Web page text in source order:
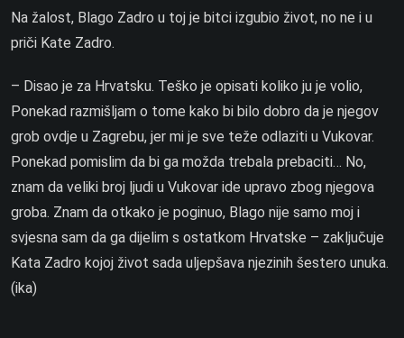
Na žalost, Blago Zadro u toj je bitci izgubio život, no ne i u
priči Kate Zadro.
– Disao je za Hrvatsku. Teško je opisati koliko ju je volio,
Ponekad razmišljam o tome kako bi bilo dobro da je njegov
grob ovdje u Zagrebu, jer mi je sve teže odlaziti u Vukovar.
Ponekad pomislim da bi ga možda trebala prebaciti… No,
znam da veliki broj ljudi u Vukovar ide upravo zbog njegova
groba. Znam da otkako je poginuo, Blago nije samo moj i
svjesna sam da ga dijelim s ostatkom Hrvatske – zaključuje
Kata Zadro kojoj život sada uljepšava njezinih šestero unuka.
(ika)